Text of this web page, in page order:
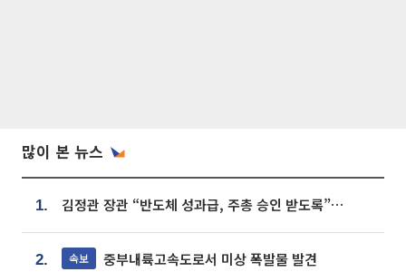
많이 본 뉴스
1. 김정관 장관 “반도체 성과급, 주총 승인 받도록”…상법·자본시장법 개정 시사
2. 속보 중부내륙고속도로서 미상 폭발물 발견